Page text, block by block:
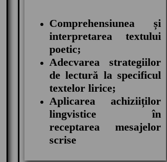
Comprehensiunea și
interpretarea textului
poetic;
Adecvarea strategiilor
de lectură la specificul
textelor lirice;
Aplicarea achiziiților
lingvistice în
receptarea mesajelor
scrise